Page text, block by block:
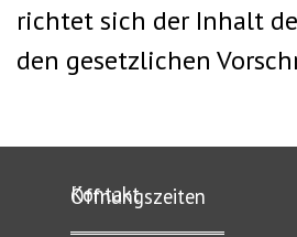
richtet sich der Inhalt
den gesetzlichen
Kontakt
Öffnungszeiten